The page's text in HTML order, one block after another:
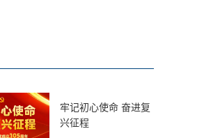
牢记初心使命 奋进复
兴征程